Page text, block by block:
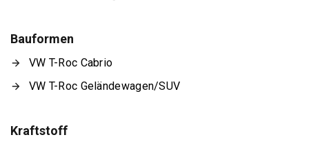
Bauformen
VW T-Roc Cabrio
VW T-Roc Geländewagen/SUV
Kraftstoff